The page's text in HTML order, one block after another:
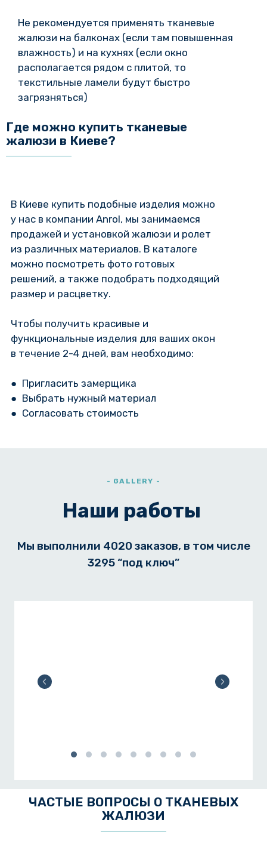
Не рекомендуется применять тканевые
жалюзи на балконах (если там повышенная
влажность) и на кухнях (если окно
располагается рядом с плитой, то
текстильные ламели будут быстро
загрязняться)
Где можно купить тканевые
жалюзи в Киеве?
В Киеве купить подобные изделия можно
у нас в компании Anrol, мы занимаемся
продажей и установкой жалюзи и ролет
из различных материалов. В каталоге
можно посмотреть фото готовых
решений, а также подобрать подходящий
размер и расцветку.
Чтобы получить красивые и
функциональные изделия для ваших окон
в течение 2-4 дней, вам необходимо:
● Пригласить замерщика
● Выбрать нужный материал
● Согласовать стоимость
- GALLERY -
Наши работы
Мы выполнили 4020 заказов, в том числе
3295 “под ключ”
ЧАСТЫЕ ВОПРОСЫ О ТКАНЕВЫХ
ЖАЛЮЗИ